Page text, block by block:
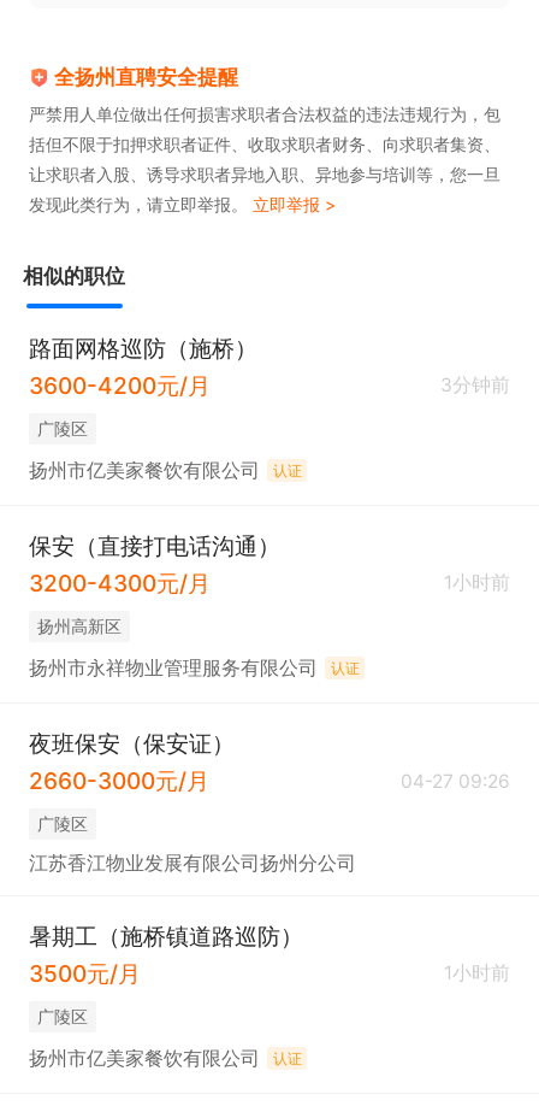
全扬州直聘安全提醒
严禁用人单位做出任何损害求职者合法权益的违法违规行为，包
括但不限于扣押求职者证件、收取求职者财务、向求职者集资、
让求职者入股、诱导求职者异地入职、异地参与培训等，您一旦
发现此类行为，请立即举报。 立即举报 >
相似的职位
路面网格巡防（施桥）
3600-4200元/月
3分钟前
广陵区
扬州市亿美家餐饮有限公司 认证
保安（直接打电话沟通）
3200-4300元/月
1小时前
扬州高新区
扬州市永祥物业管理服务有限公司 认证
夜班保安（保安证）
2660-3000元/月
04-27 09:26
广陵区
江苏香江物业发展有限公司扬州分公司
暑期工（施桥镇道路巡防）
3500元/月
1小时前
广陵区
扬州市亿美家餐饮有限公司 认证